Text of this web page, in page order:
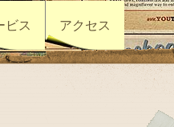
ビス アクセス